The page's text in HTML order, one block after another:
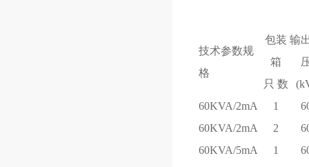
技术参数规
格
包装
箱
输
只 数
60KVA/2mA
1
60KVA/2mA
2
60KVA/5mA
1